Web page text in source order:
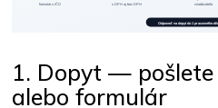
1. Dopyt —
alebo formulár